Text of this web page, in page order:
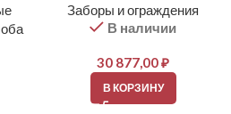
Заборы и ограждения
В наличии
30 877,00₽
В КОРЗИНУ